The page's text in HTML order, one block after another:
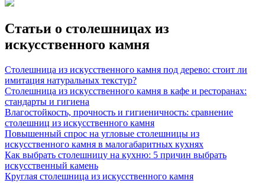
Статьи о столешницах из
искусственного камня
Столешница из искусственного камня под дерево: стоит ли
имитация натуральных текстур?
Столешница из искусственного камня в кафе и ресторанах:
стандарты и гигиена
Влагостойкость, прочность и гигиеничность: сравнение
столешниц из искусственного камня
Повышенный спрос на угловые столешницы из
искусственного камня в малогабаритных кухнях
Как выбрать столешницу на кухню: 5 причин выбрать
искусственный камень
Круглая столешница из искусственного камня